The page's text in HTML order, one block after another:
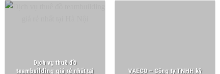
Dịch vụ thuê đồ
teambuilding giá rẻ nhất tại
VAECO – Công ty TNHH kỹ